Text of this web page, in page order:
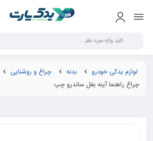
لوازم یدکی خودرو بدنه چراغ و روشنایی
چراغ راهنما آینه بغل ساندرو چپ